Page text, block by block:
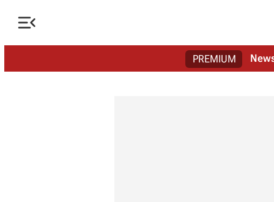

PREMIUM